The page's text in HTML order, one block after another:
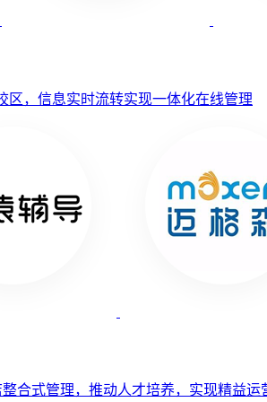
区，信息实时流转实现一体化在线管理
合式管理，推动人才培养，实现精益运